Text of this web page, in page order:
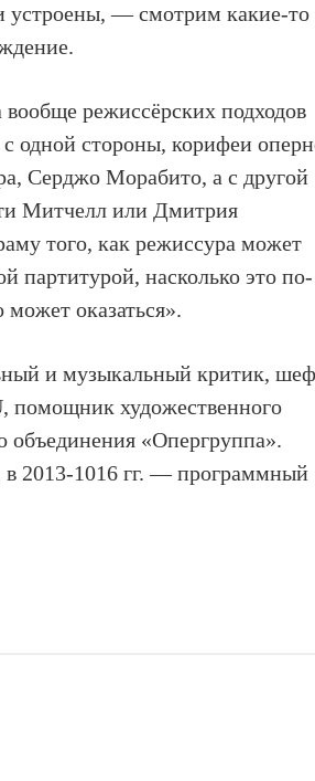
устроены, — смотрим какие-то
режиссёрских подходов
одной стороны, корифеи
Серджо Морабито, а с другой
Митчелл или Дмитрия
того, как режиссура может
партитурой, насколько это по-
оказаться».
и музыкальный критик,
помощник художественного
объединения «Опергруппа».
в 2013-1016 гг. — программный